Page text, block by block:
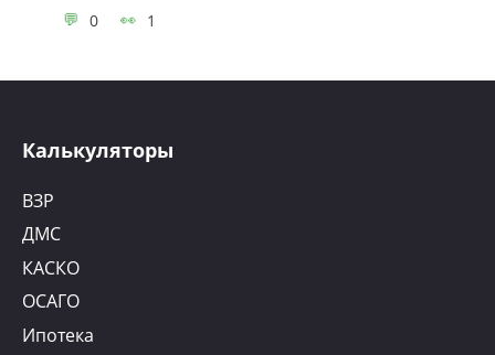
0 1
Калькуляторы
ВЗР
ДМС
КАСКО
ОСАГО
Ипотека